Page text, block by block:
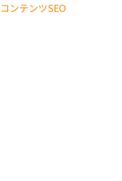
コンテンツSEO